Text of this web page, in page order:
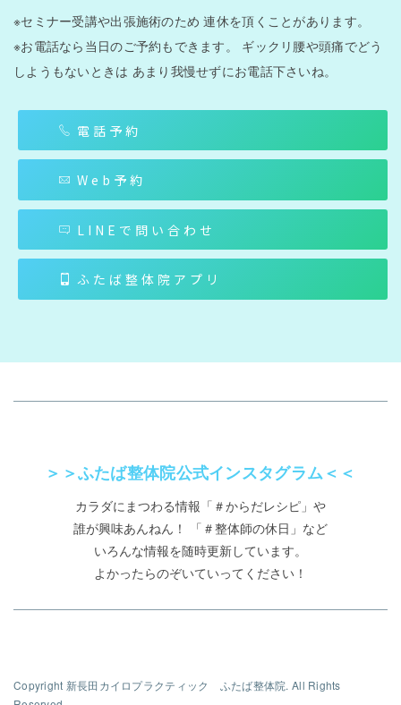
※セミナー受講や出張施術のため 連休を頂くことがあります。
※お電話なら当日のご予約もできます。
ギックリ腰や頭痛でどう
しようもないときは あまり我慢せずにお電話下さいね。
電話予約
Web予約
LINEで問い合わせ
ふたば整体院アプリ
＞＞ふたば整体院公式インスタグラム＜＜
カラダにまつわる情報「＃からだレシピ」や
誰が興味あんねん！
「＃整体師の休日」など
いろんな情報を随時更新しています。
よかったらのぞいていってください！
Copyright 新長田カイロプラクティック ふたば整体院. All Rights